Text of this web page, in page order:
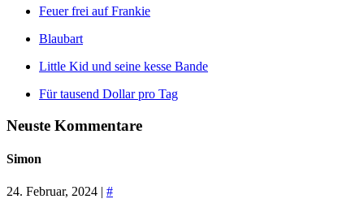
Feuer frei auf Frankie
Blaubart
Little Kid und seine kesse Bande
Für tausend Dollar pro Tag
Neuste Kommentare
Simon
24. Februar, 2024 | #